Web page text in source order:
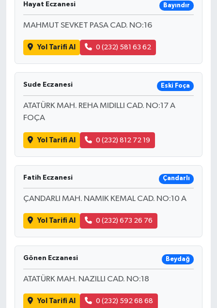
Hayat Eczanesi Bayındır
MAHMUT SEVKET PASA CAD. NO:16
Yol Tarifi Al 0 (232) 581 63 62
Sude Eczanesi Eski Foça
ATATÜRK MAH. REHA MIDILLI CAD. NO:17 A
FOÇA
Yol Tarifi Al 0 (232) 812 72 19
Fatih Eczanesi Çandarlı
ÇANDARLI MAH. NAMIK KEMAL CAD. NO:10 A
Yol Tarifi Al 0 (232) 673 26 76
Gönen Eczanesi Beydağ
ATATÜRK MAH. NAZILLI CAD. NO:18
Yol Tarifi Al 0 (232) 592 68 68